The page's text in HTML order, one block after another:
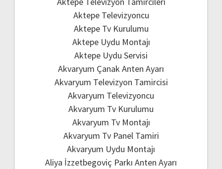
Aktepe Televizyoncu
Aktepe Tv Kurulumu
Aktepe Uydu Montajı
Aktepe Uydu Servisi
Akvaryum Çanak Anten Ayarı
Akvaryum Televizyon Tamircisi
Akvaryum Televizyoncu
Akvaryum Tv Kurulumu
Akvaryum Tv Montajı
Akvaryum Tv Panel Tamiri
Akvaryum Uydu Montajı
Aliya İzzetbegoviç Parkı Anten Ayarı